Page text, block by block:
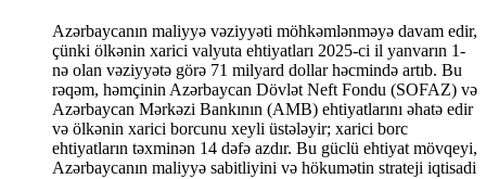
Azərbaycanın maliyyə vəziyyəti möhkəmlənməyə davam edir,
çünki ölkənin xarici valyuta ehtiyatları 2025-ci il yanvarın 1-
nə olan vəziyyətə görə 71 milyard dollar həcmində artıb. Bu
rəqəm, həmçinin Azərbaycan Dövlət Neft Fondu (SOFAZ) və
Azərbaycan Mərkəzi Bankının (AMB) ehtiyatlarını əhatə edir
və ölkənin xarici borcunu xeyli üstələyir; xarici borc
ehtiyatların təxminən 14 dəfə azdır. Bu güclü ehtiyat mövqeyi,
Azərbaycanın maliyyə sabitliyini və hökumətin strateji iqtisadi